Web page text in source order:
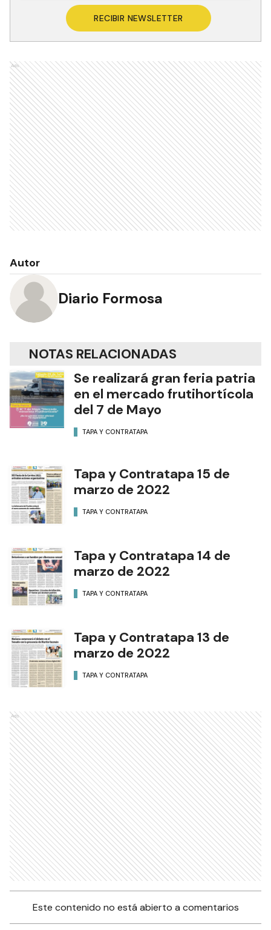
RECIBIR NEWSLETTER
Ads
Autor
Diario Formosa
NOTAS RELACIONADAS
Se realizará gran feria patria
en el mercado frutihortícola
del 7 de Mayo
TAPA Y CONTRATAPA
Tapa y Contratapa 15 de
marzo de 2022
TAPA Y CONTRATAPA
Tapa y Contratapa 14 de
marzo de 2022
TAPA Y CONTRATAPA
Tapa y Contratapa 13 de
marzo de 2022
TAPA Y CONTRATAPA
Ads
Este contenido no está abierto a comentarios